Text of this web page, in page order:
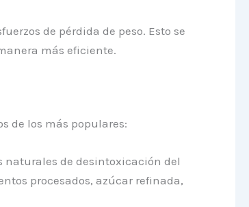
de pérdida de peso. Esto se
más eficiente.
de los más populares:
de desintoxicación del
procesados, azúcar refinada,